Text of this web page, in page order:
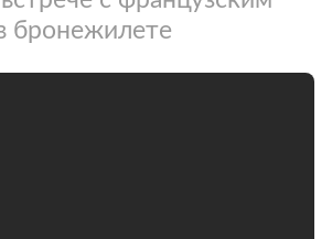
бронежилете